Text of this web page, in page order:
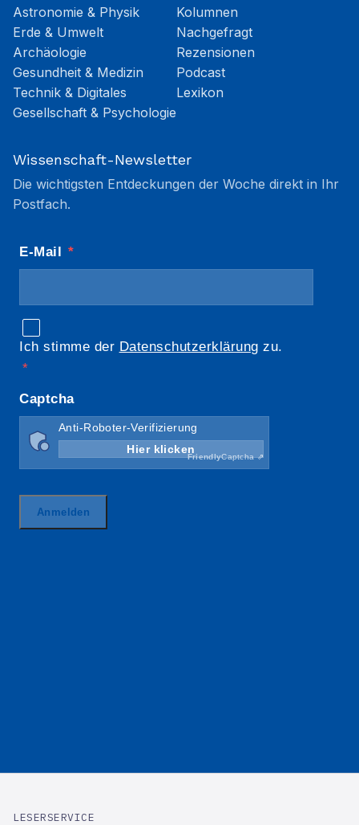
Astronomie & Physik
Erde & Umwelt
Archäologie
Gesundheit & Medizin
Technik & Digitales
Gesellschaft & Psychologie
Kolumnen
Nachgefragt
Rezensionen
Podcast
Lexikon
Wissenschaft-Newsletter
Die wichtigsten Entdeckungen der Woche direkt in Ihr
Postfach.
LESERSERVICE